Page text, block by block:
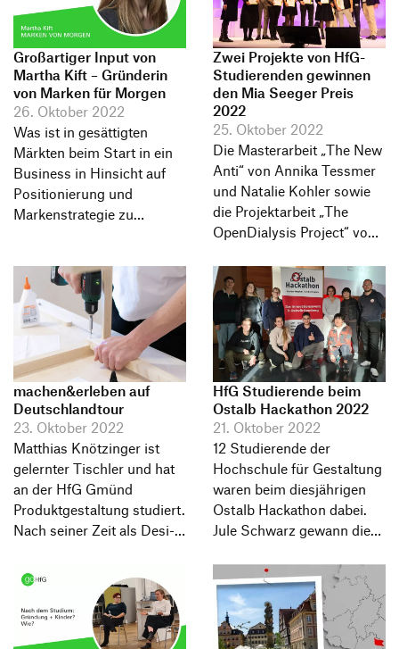
Unternehmen
HfG-Netzwerk
Downloads
Informationsveranstaltungen
Großartiger Input von
Martha Kift – Gründerin
von Marken für Morgen
26. Oktober 2022
Was ist in gesättigten
Märkten beim Start in ein
Business in Hinsicht auf
Positionierung und
Markenstrategie zu
vielen aktuellen Beispielen
tolle und inspirierende
Impulse.
Zwei Projekte von HfG-
Studierenden gewinnen
den Mia Seeger Preis
2022
25. Oktober 2022
Die Masterarbeit „The New
Anti“ von Annika Tessmer
und Natalie Kohler sowie
die Projektarbeit „The
OpenDialysis Project“ von
Grieninger werden mit dem
Mia Seeger Preis 2022
ausgezeichnet. In einer
offiziellen Preisverleihung
am 14. Oktober sprach die
Jury ebenfalls zwei
Anerkennungen für die
Abschlussarbeiten
„EyeTalk“ und „Repairable
by design“ von
Absolvent*innen der
Hochschule aus.
machen&erleben auf
Deutschlandtour
23. Oktober 2022
Matthias Knöt­zinger ist
gelernter Tischler und hat
an der HfG Gmünd
Produkt­ge­stal­tung studiert.
Nach seiner Zeit als Desi­
sein eigenes Unternehmen
"machen&erleben"
gegründet.
HfG Studierende beim
Ostalb Hackathon 2022
21. Oktober 2022
12 Studierende der
Hochschule für Gestaltung
waren beim diesjährigen
Ostalb Hackathon dabei.
Jule Schwarz gewann die
Team H4B.